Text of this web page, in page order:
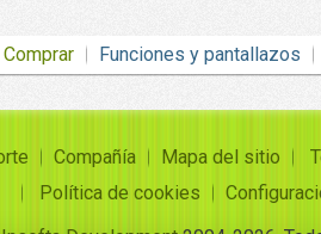
Comprar Funciones y pantallazos
Compañía Mapa del sitio
Política de cookies